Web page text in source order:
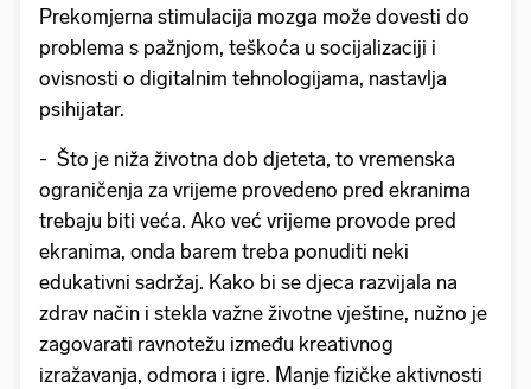
Prekomjerna stimulacija mozga može dovesti do
problema s pažnjom, teškoća u socijalizaciji i
ovisnosti o digitalnim tehnologijama, nastavlja
psihijatar.
- Što je niža životna dob djeteta, to vremenska
ograničenja za vrijeme provedeno pred ekranima
trebaju biti veća. Ako već vrijeme provode pred
ekranima, onda barem treba ponuditi neki
edukativni sadržaj. Kako bi se djeca razvijala na
zdrav način i stekla važne životne vještine, nužno je
zagovarati ravnotežu između kreativnog
izražavanja, odmora i igre. Manje fizičke aktivnosti